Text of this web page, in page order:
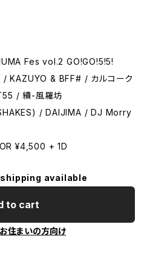
Fes vol.2 GO!GO!5!5!
KAZUYO & BFF# / カルコーク
/ 續-風羅坊
/ DAIJIMA / DJ Morry
¥4,500 + 1D
available
to cart
住まいの方向け